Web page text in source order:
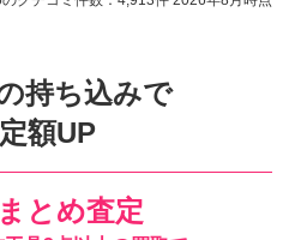
持ち込みで
額UP
とめ査定